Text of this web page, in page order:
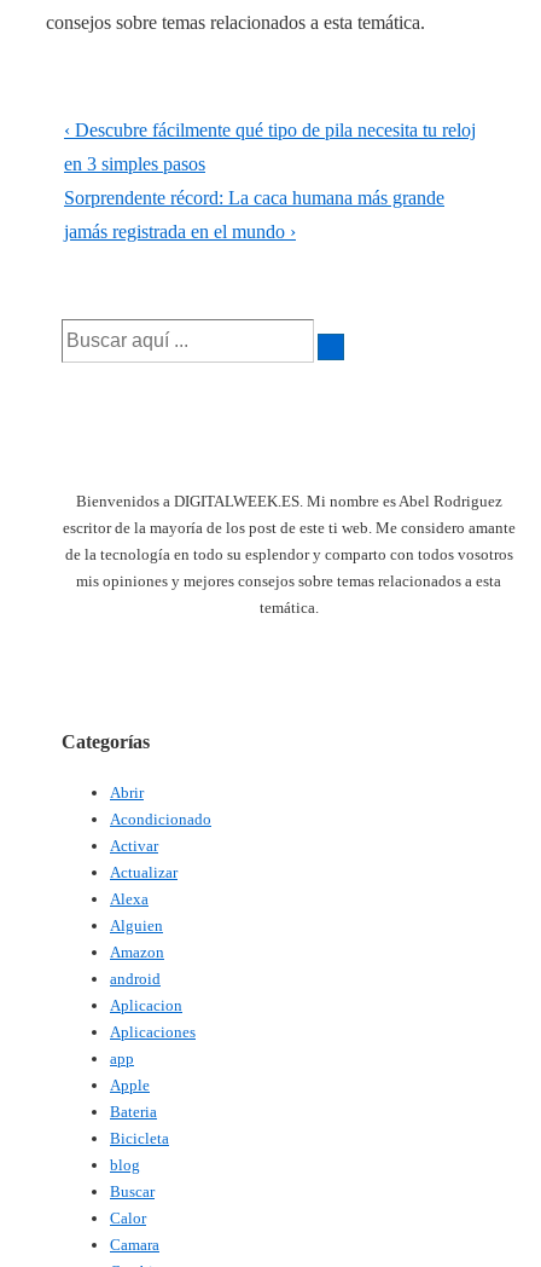
consejos sobre temas relacionados a esta temática.
Navegación
de
entradas
La
entrada
anterior
es
‹ Descubre fácilmente qué tipo de pila necesita tu reloj
en 3 simples pasos
La
entrada
Sorprendente récord: La caca humana más grande
jamás registrada en el mundo ›
Buscar
Bienvenidos a DIGITALWEEK.ES. Mi nombre es Abel Rodriguez
escritor de la mayoría de los post de este ti web. Me considero amante
de la tecnología en todo su esplendor y comparto con todos vosotros
mis opiniones y mejores consejos sobre temas relacionados a esta
temática.
Categorías
Abrir
Acondicionado
Activar
Actualizar
Alexa
Alguien
Amazon
android
Aplicacion
Aplicaciones
app
Apple
Bateria
Bicicleta
blog
Buscar
Calor
Camara